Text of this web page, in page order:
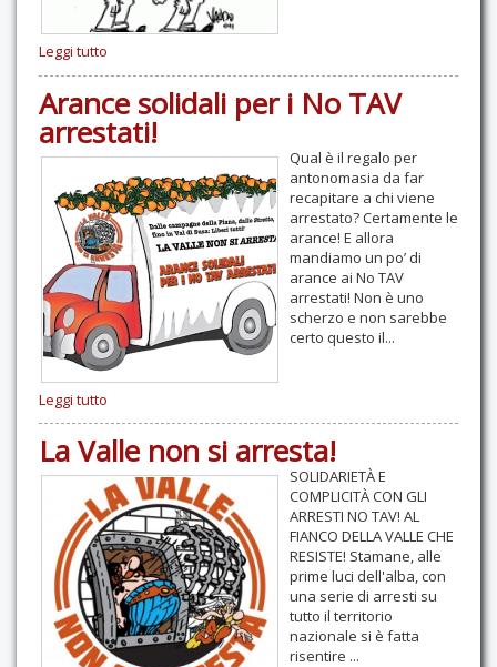
Leggi tutto
Arance solidali per i No TAV
arrestati!
Qual è il regalo per
antonomasia da far
recapitare a chi viene
arrestato? Certamente le
arance! E allora
mandiamo un po’ di
arance ai No TAV
arrestati! Non è uno
scherzo e non sarebbe
certo questo il...
Leggi tutto
La Valle non si arresta!
SOLIDARIETÀ E
COMPLICITÀ CON GLI
ARRESTI NO TAV! AL
FIANCO DELLA VALLE CHE
RESISTE! Stamane, alle
prime luci dell'alba, con
una serie di arresti su
tutto il territorio
nazionale si è fatta
risentire ...